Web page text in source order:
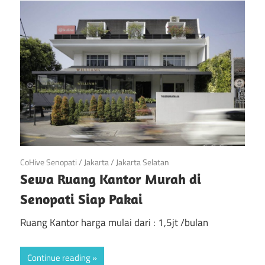
April 20, 2019
CoHive Senopati/ Jakarta/ Jakarta Selatan
Sewa Ruang Kantor Murah di
Senopati Siap Pakai
Ruang Kantor harga mulai dari : 1,5jt /bulan
Continue reading